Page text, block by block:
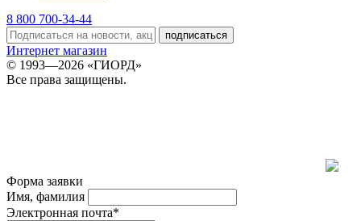
8 800 700-34-44
подписаться
Интернет магазин
© 1993—2026 «ГИОРД»
Все права защищены.
Форма заявки
Имя, фамилия
Электронная почта*